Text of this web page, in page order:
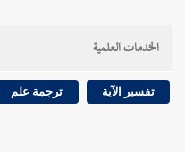
الخدمات العلمية
تفسير الآية ترجمة علم